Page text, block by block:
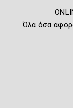
Όλα όσα